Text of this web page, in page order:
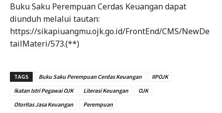
Buku Saku Perempuan Cerdas Keuangan dapat
diunduh melalui tautan:
https://sikapiuangmu.ojk.go.id/FrontEnd/CMS/NewDe
tailMateri/573.(**)
TAGS Buku Saku Perempuan Cerdas Keuangan
IIPOJK
Ikatan Istri Pegawai OJK
Literasi Keuangan
OJK
Otoritas Jasa Keuangan
Perempuan